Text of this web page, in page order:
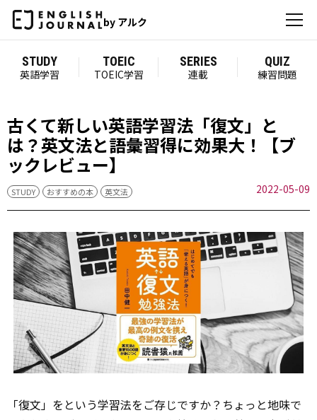
by アルク
STUDY
英語学習
TOEIC
TOEIC学習
SERIES
連載
QUIZ
練習問題
古くて新しい英語学習法「復文」と
は？英文法と語彙習得に効果大！【ブ
ックレビュー】
STUDY おすすめの本 英文法 2022-05-09
「復文」をという学習法をご存じですか？ちょっと地味で